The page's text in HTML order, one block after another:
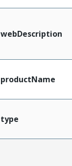
webDescription
productName
type